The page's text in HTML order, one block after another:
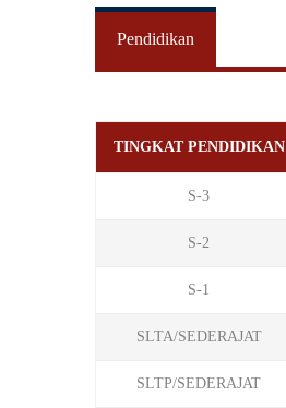
Pendidikan
TINGKAT PENDIDIKAN
S-3
S-2
S-1
SLTA/SEDERAJAT
SLTP/SEDERAJAT